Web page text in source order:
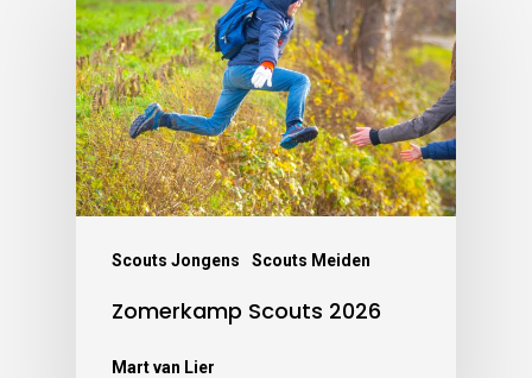
Scouts Jongens Scouts Meiden
Zomerkamp Scouts 2026
Mart van Lier